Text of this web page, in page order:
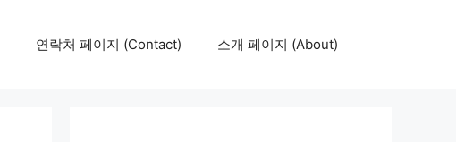
연락처 페이지 (Contact) 소개 페이지 (About)